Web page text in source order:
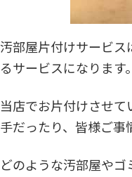
汚部屋片付けサービス
るサービスになります。
当店でお片付けさせ
手だったり、皆様ご事
どのような汚部屋やゴ